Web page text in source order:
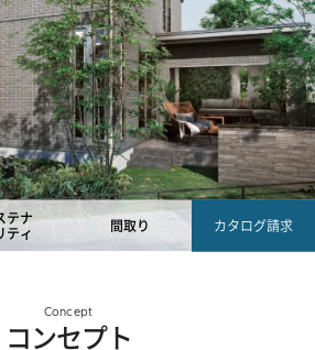
テナ
ティ 間取り カタログ請求
Concept
コンセプト